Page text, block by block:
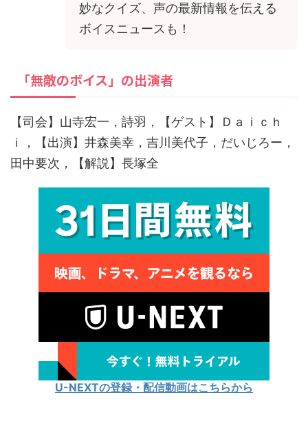
妙なクイズ、声の最新情報を伝える
ボイスニュースも！
「無敵のボイス」の出演者
【司会】山寺宏一，詩羽，【ゲスト】Ｄａｉｃｈ
ｉ，【出演】井森美幸，吉川美代子，だいじろー，
田中要次，【解説】長塚全
U-NEXTの登録・配信動画はこちらから